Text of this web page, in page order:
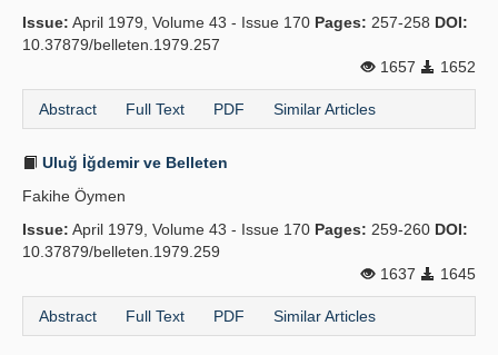
Issue: April 1979, Volume 43 - Issue 170 Pages: 257-258 DOI:
10.37879/belleten.1979.257
1657
1652
Abstract Full Text PDF Similar Articles
Uluğ İğdemir ve Belleten
Fakihe Öymen
Issue: April 1979, Volume 43 - Issue 170 Pages: 259-260 DOI:
10.37879/belleten.1979.259
1637
1645
Abstract Full Text PDF Similar Articles